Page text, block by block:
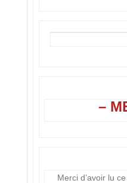
–
Merci d’avoir lu